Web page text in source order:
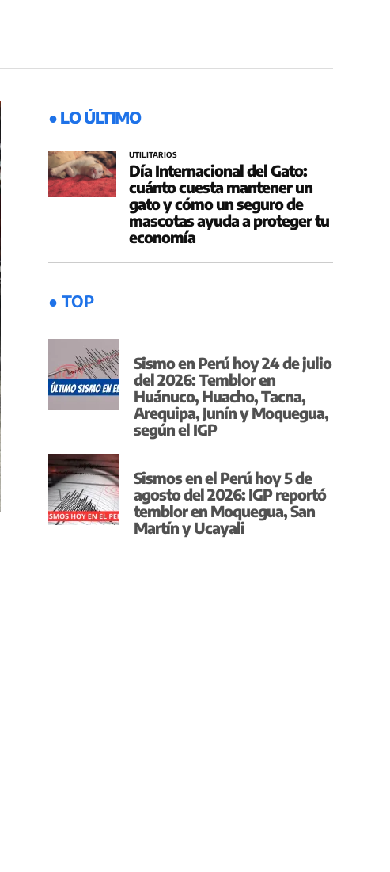
● LO ÚLTIMO
UTILITARIOS
Día Internacional del Gato:
cuánto cuesta mantener un
gato y cómo un seguro de
mascotas ayuda a proteger tu
economía
● TOP
Sismo en Perú hoy 24 de julio
del 2026: Temblor en
Huánuco, Huacho, Tacna,
Arequipa, Junín y Moquegua,
según el IGP
Sismos en el Perú hoy 5 de
agosto del 2026: IGP reportó
temblor en Moquegua, San
Martín y Ucayali